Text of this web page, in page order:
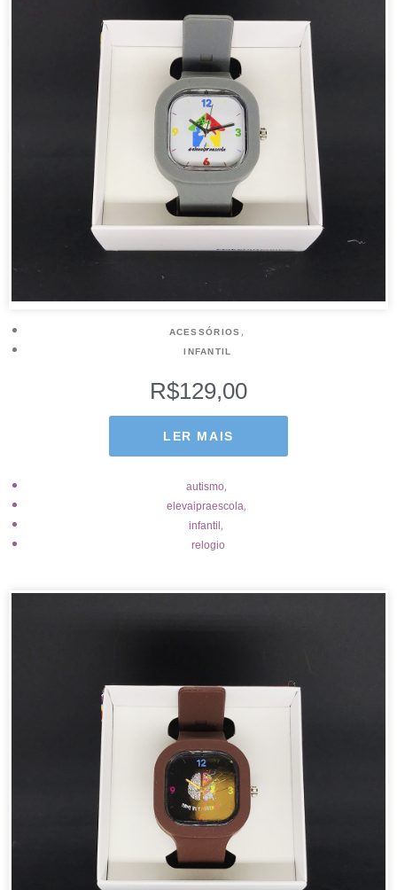
ACESSÓRIOS ,
INFANTIL
R$129,00
LER MAIS
autismo,
elevaipraescola,
infantil ,
relogio